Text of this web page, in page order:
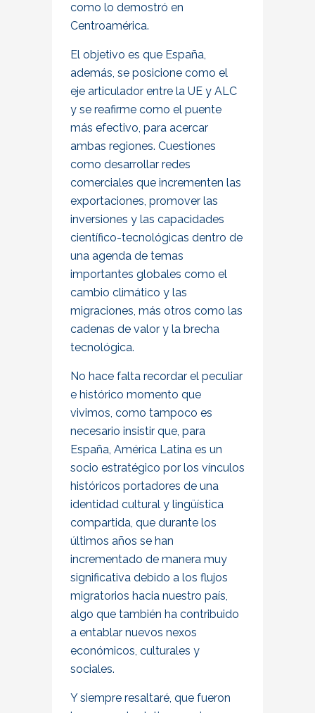
como lo demostró en
Centroamérica.
El objetivo es que España,
además, se posicione como el
eje articulador entre la UE y ALC
y se reafirme como el puente
más efectivo, para acercar
ambas regiones. Cuestiones
como desarrollar redes
comerciales que incrementen las
exportaciones, promover las
inversiones y las capacidades
científico-tecnológicas dentro de
una agenda de temas
importantes globales como el
cambio climático y las
migraciones, más otros como las
cadenas de valor y la brecha
tecnológica.
No hace falta recordar el peculiar
e histórico momento que
vivimos, como tampoco es
necesario insistir que, para
España, América Latina es un
socio estratégico por los vínculos
históricos portadores de una
identidad cultural y lingüística
compartida, que durante los
últimos años se han
incrementado de manera muy
significativa debido a los flujos
migratorios hacia nuestro país,
algo que también ha contribuido
a entablar nuevos nexos
económicos, culturales y
sociales.
Y siempre resaltaré, que fueron